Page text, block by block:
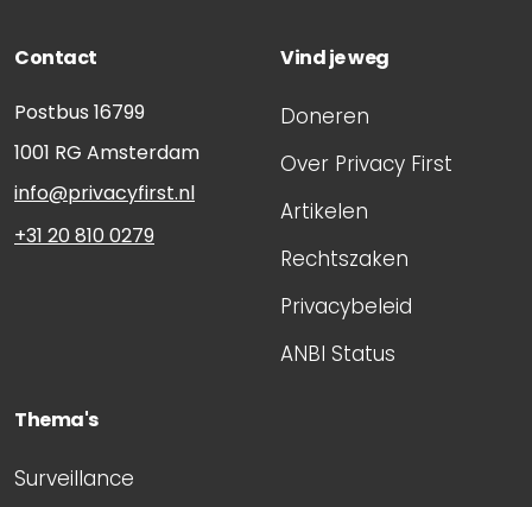
Contact
Postbus 16799
1001 RG Amsterdam
info@privacyfirst.nl
+31 20 810 0279
Vind je weg
Doneren
Over Privacy First
Artikelen
Rechtszaken
Privacybeleid
ANBI Status
Thema's
Surveillance